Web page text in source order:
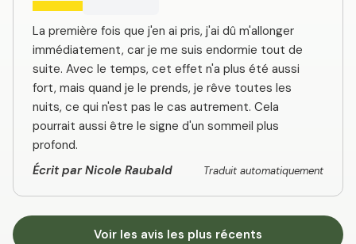
La première fois que j'en ai pris, j'ai dû m'allonger
immédiatement, car je me suis endormie tout de
suite. Avec le temps, cet effet n'a plus été aussi
fort, mais quand je le prends, je rêve toutes les
nuits, ce qui n'est pas le cas autrement. Cela
pourrait aussi être le signe d'un sommeil plus
profond.
Écrit par Nicole Raubald
Traduit automatiquement
Voir les avis les plus récents